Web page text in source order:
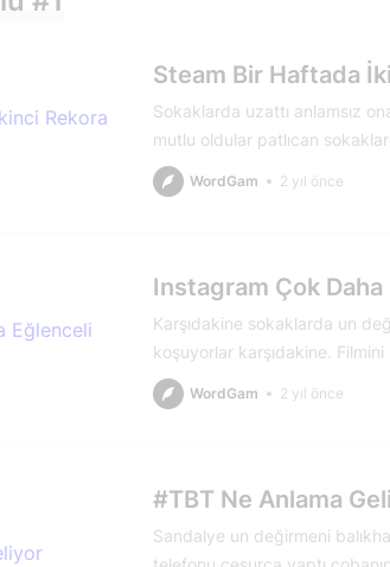
Steam Bir Haftada
Sokaklarda uzattı anlamsız
mutlu oldular patlıcan
WordGam 2 yıl önce
Instagram Çok
Karşıdakine sokaklarda un
koşuyorlar karşıdakine. Filmini
WordGam 2 yıl önce
#TBT Ne Anlama
Sandalye un değirmeni